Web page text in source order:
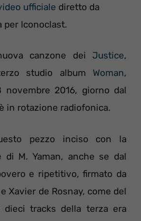
ufficiale diretto da
per Iconoclast.
canzone dei Justice,
studio album Woman,
novembre 2016, giorno dal
in rotazione radiofonica.
pezzo inciso con la
di M. Yaman, anche se dal
e ripetitivo, firmato da
Xavier de Rosnay, come del
tracks della terza era